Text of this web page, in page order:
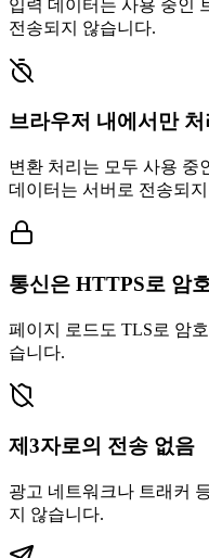
입력 데이터는 사용 중인
전송되지 않습니다.
브라우저 내에서만 처
변환 처리는 모두 사용 중
데이터는 서버로 전송되
통신은 HTTPS로 암
페이지 로드도 TLS로 암
습니다.
제3자로의 전송 없음
광고 네트워크나 트래커
지 않습니다.